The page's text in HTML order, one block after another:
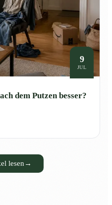
9
JUL
dem Putzen besser?
lesen →